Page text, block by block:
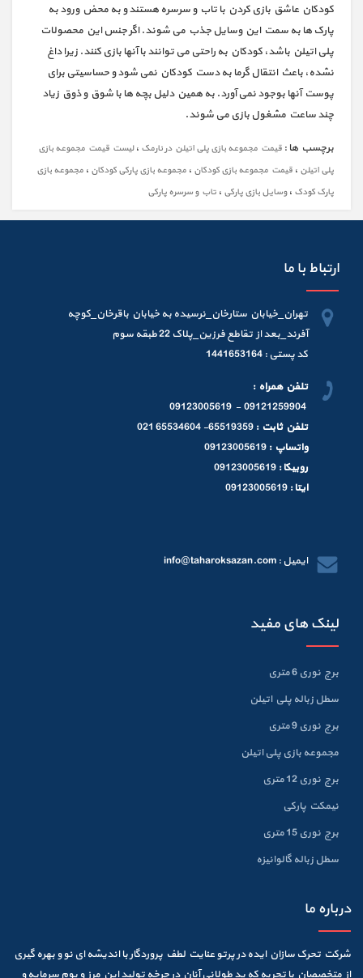
کودکان عاشق بازی کردن با تاب و سرسره هستند و به محض ورود به
پارک ها به سمت این وسایل جذب می شوند. اگر جنس این محصولات
پلی اتیلن باشد، کودکان به راحتی می توانند با آنها بازی کنند. زیرا داغ
نشده، باعث انتقال گرما به دست کودکان نمی شود و حساسیتی برای
پوست آنها بوجود نمی آورد. به همین دلیل بچه ها با شوق و ذوق زیاد
چند ساعت مشغول بازی می شوند.
برچسب ها : قیمت مجموعه بازی پلی اتیلن در نارمک ،لیست قیمت مجموعه بازی
پلی اتیلن ، قیمت مجموعه بازی کودکان ، مجموعه بازی پارکی کودکان ، مجموعه بازی
پارک کودک ،وسایل بازی پارکی ، تاب و سرسره پارکی
ارتباط با ما
تهران_خیابان ستارخان_نرسیده به خیابان باقرخان_کوچه
آفرند_بعد از تقاطع فرزین_پلاک 22 طبقه سوم
کد پستی : 1441653164
تلفن همراه :
09121259904 - 09123005619
تلفن ثابت : 65519359- 65534604 021
واتساپ : 09123005619
روبیکا : 09123005619
ایتا : 09123005619
ایمیل : info@taharoksazan.com
لینک های مفید
برج نوری 6 متری
سطل زباله پلي اتيلن
برج نوری 9 متری
مجموعه بازی پلی اتیلن
برج نوری 12 متری
نیمکت پارکی
برج نوری 15 متری
سطل زباله گالوانيزه
درباره ما
شرکت تحرک سازان ایده در پرتو عنایت لطف پروردگار با اندیشه ای نو و بهره گیری
از متخصصان با تجربه که ید طولانی آنان در چرخه تولید این مرز و بوم سرمایه و